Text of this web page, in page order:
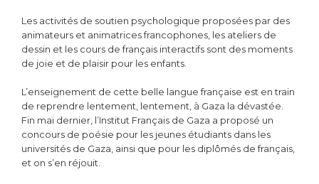
Les activités de soutien psychologique proposées par des
animateurs et animatrices francophones, les ateliers de
dessin et les cours de français interactifs sont des moments
de joie et de plaisir pour les enfants.
L’enseignement de cette belle langue française est en train
de reprendre lentement, lentement, à Gaza la dévastée.
Fin mai dernier, l’Institut Français de Gaza a proposé un
concours de poésie pour les jeunes étudiants dans les
universités de Gaza, ainsi que pour les diplômés de français,
et on s’en réjouit.